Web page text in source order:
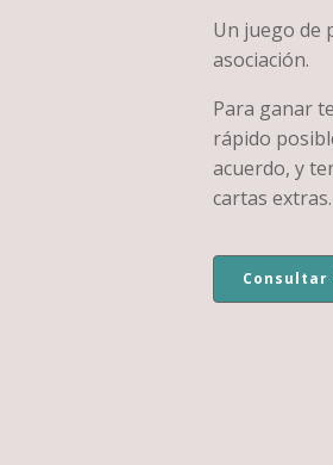
Un juego de
asociación.
Para ganar
rápido
acuerdo, y
cartas extras.
Consultar